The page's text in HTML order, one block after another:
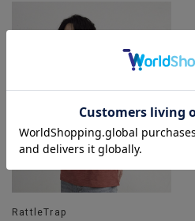
RattleTrap